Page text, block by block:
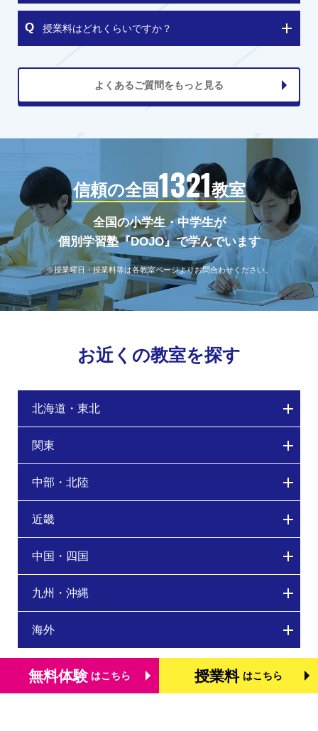
授業料はどれくらいですか？
よくあるご質問をもっと見る
信頼の全国1321教室
全国の小学生・中学生が
個別学習塾『DOJO』で学んでいます
※授業曜日・授業料等は各教室ページよりお問合わせください。
お近くの教室を探す
北海道・東北
関東
中部・北陸
近畿
中国・四国
九州・沖縄
海外
無料体験 はこちら 授業料 はこちら